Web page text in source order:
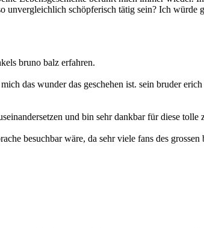
unvergleichlich schöpferisch tätig sein? Ich
bruno balz erfahren.
das wunder das geschehen ist. sein bruder
und bin sehr dankbar für diese tolle
besuchbar wäre, da sehr viele fans des